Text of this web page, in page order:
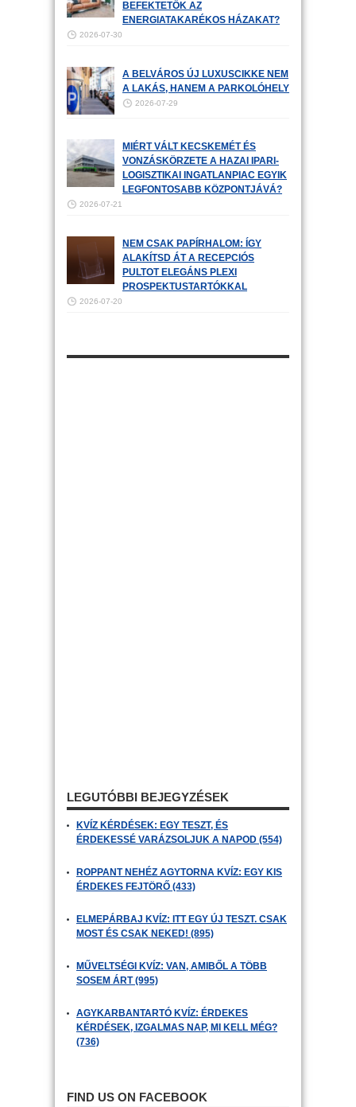
BEFEKTETŐK AZ
ENERGIATAKARÉKOS HÁZAKAT?
2026-07-30
A BELVÁROS ÚJ LUXUSCIKKE NEM
A LAKÁS, HANEM A PARKOLÓHELY
2026-07-29
MIÉRT VÁLT KECSKEMÉT ÉS
VONZÁSKÖRZETE A HAZAI IPARI-
LOGISZTIKAI INGATLANPIAC EGYIK
LEGFONTOSABB KÖZPONTJÁVÁ?
2026-07-21
NEM CSAK PAPÍRHALOM: ÍGY
ALAKÍTSD ÁT A RECEPCIÓS
PULTOT ELEGÁNS PLEXI
PROSPEKTUSTARTÓKKAL
2026-07-20
LEGUTÓBBI BEJEGYZÉSEK
KVÍZ KÉRDÉSEK: EGY TESZT, ÉS
ÉRDEKESSÉ VARÁZSOLJUK A NAPOD (554)
ROPPANT NEHÉZ AGYTORNA KVÍZ: EGY KIS
ÉRDEKES FEJTÖRŐ (433)
ELMEPÁRBAJ KVÍZ: ITT EGY ÚJ TESZT. CSAK
MOST ÉS CSAK NEKED! (895)
MŰVELTSÉGI KVÍZ: VAN, AMIBŐL A TÖBB
SOSEM ÁRT (995)
AGYKARBANTARTÓ KVÍZ: ÉRDEKES
KÉRDÉSEK, IZGALMAS NAP, MI KELL MÉG?
(736)
FIND US ON FACEBOOK